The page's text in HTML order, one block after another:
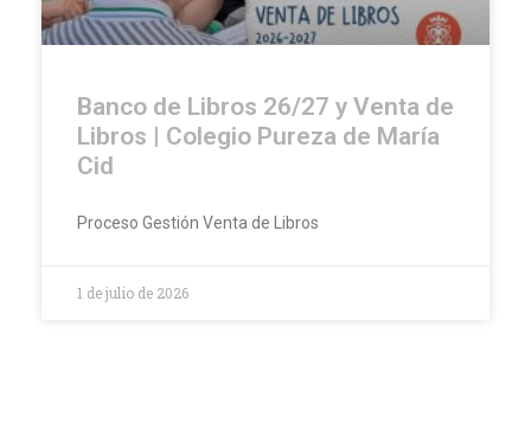
Banco de Libros 26/27 y Venta de
Libros | Colegio Pureza de María
Cid
Proceso Gestión Venta de Libros
1 de julio de 2026